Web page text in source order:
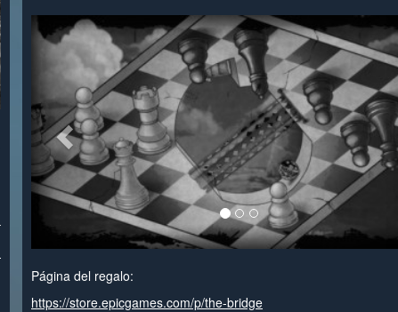
<
Página del regalo:
https://store.epicgames.com/p/the-bridge